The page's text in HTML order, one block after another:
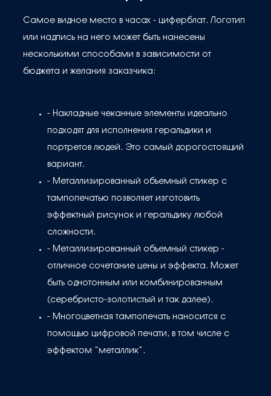
Самое видное место в часах - циферблат. Логотип
или надпись на него может быть нанесены
несколькими способами в зависимости от
бюджета и желания заказчика:
- Накладные чеканные элементы идеально
подходят для исполнения геральдики и
портретов людей. Это самый дорогостоящий
вариант.
- Металлизированный объемный стикер с
тампопечатью позволяет изготовить
эффектный рисунок и геральдику любой
сложности.
- Металлизированный объемный стикер -
отличное сочетание цены и эффекта. Может
быть однотонным или комбинированным
(серебристо-золотистый и так далее).
- Многоцветная тампопечать наносится с
помощью цифровой печати, в том числе с
эффектом “металлик”.